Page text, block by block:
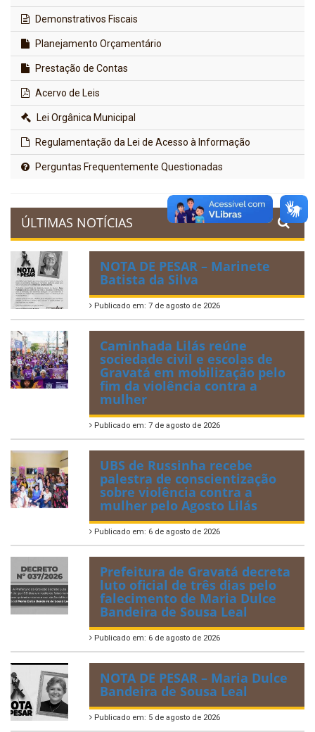
Demonstrativos Fiscais
Planejamento Orçamentário
Prestação de Contas
Acervo de Leis
Lei Orgânica Municipal
Regulamentação da Lei de Acesso à Informação
Perguntas Frequentemente Questionadas
ÚLTIMAS NOTÍCIAS
NOTA DE PESAR – Marinete
Batista da Silva
Publicado em: 7 de agosto de 2026
Caminhada Lilás reúne
sociedade civil e escolas de
Gravatá em mobilização pelo
fim da violência contra a
mulher
Publicado em: 7 de agosto de 2026
UBS de Russinha recebe
palestra de conscientização
sobre violência contra a
mulher pelo Agosto Lilás
Publicado em: 6 de agosto de 2026
Prefeitura de Gravatá decreta
luto oficial de três dias pelo
falecimento de Maria Dulce
Bandeira de Sousa Leal
Publicado em: 6 de agosto de 2026
NOTA DE PESAR – Maria Dulce
Bandeira de Sousa Leal
Publicado em: 5 de agosto de 2026